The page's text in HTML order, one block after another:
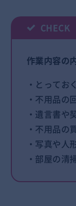
作業内容の
・とってお
・不用品の
・遺言書や
・不用品の
・写真や人
・部屋の清